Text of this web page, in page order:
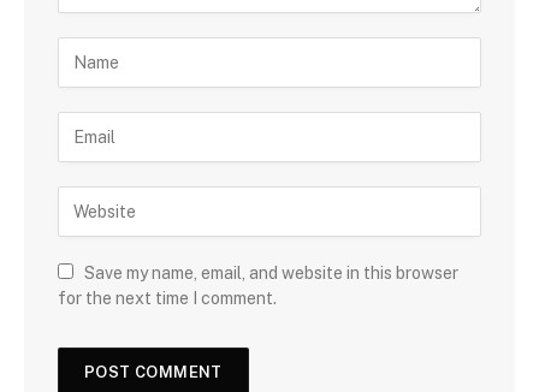
Save my name, email, and website in this browser
for the next time I comment.